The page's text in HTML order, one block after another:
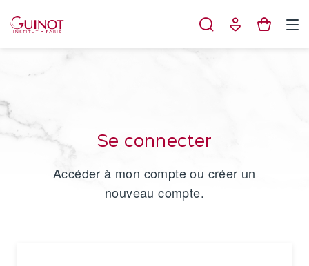
Se connecter
Accéder à mon compte ou créer un
nouveau compte.